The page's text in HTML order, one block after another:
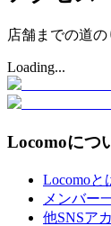
店舗までの道
Loading...
Locomoにつ
Locomoと
メンバー
他SNSア